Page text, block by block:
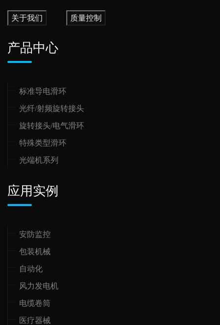
关于我们 质量控制
产品中心
标准导电滑环
光纤/射频旋转接头
旋转接头/电气滑环
特殊类型滑环
光端机系列
应用实例
安防监控
包装机械
自动化
风力发电机
电缆卷筒
医疗器械